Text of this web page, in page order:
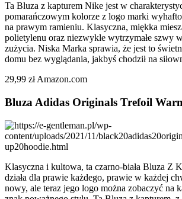
Ta Bluza z kapturem Nike jest w
pomarańczowym kolorze z logo marki
na prawym ramieniu. Klasyczna, miękka
polietylenu oraz niezwykle wytrzymałe szwy
zużycia. Niska Marka sprawia, że jest to
domu bez wyglądania, jakbyś chodził na
29,99 zł Amazon.com
Bluza Adidas Originals Trefoil
Klasyczna i kultowa, ta czarno-biała Bluza Z
działa dla prawie każdego, prawie w każdej
nowy, ale teraz jego logo można zobaczyć na